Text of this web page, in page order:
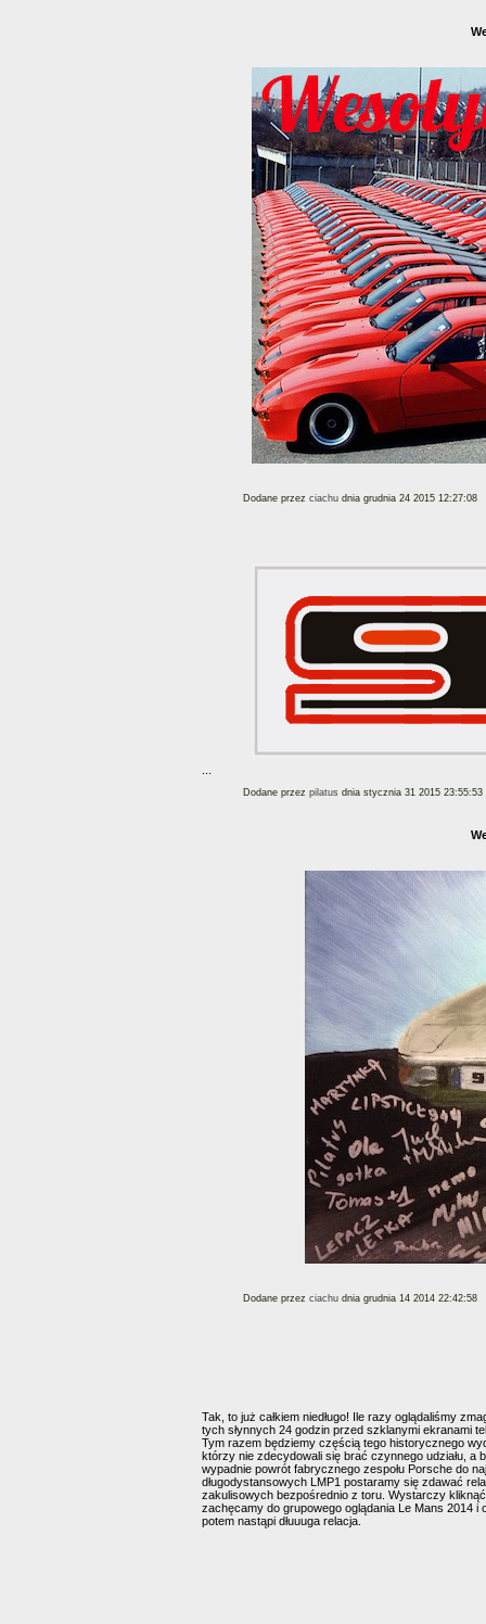
Dodane przez ciachu dnia grudnia 24 2015 12:27:08
Dodane przez pilatus dnia stycznia 31 2015 23:55:53
Dodane przez ciachu dnia grudnia 14 2014 22:42:58
Tak, to już całkiem niedługo! Ile razy oglądaliśmy
tych słynnych 24 godzin przed szklanymi ekranami
Tym razem będziemy częścią tego historycznego
którzy nie zdecydowali się brać czynnego udziału, a
wypadnie powrót fabrycznego zespołu Porsche do
długodystansowych LMP1 postaramy się zdawać
zakulisowych bezpośrednio z toru. Wystarczy
zachęcamy do grupowego oglądania Le Mans 2014 i
potem nastąpi dłuuuga relacja.